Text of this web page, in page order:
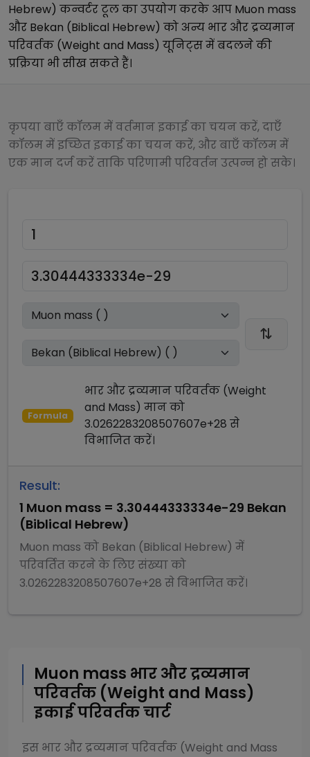
Hebrew) कन्वर्टर टूल का उपयोग करके आप Muon mass
और Bekan (Biblical Hebrew) को अन्य भार और द्रव्यमान
परिवर्तक (Weight and Mass) यूनिट्स में बदलने की
प्रक्रिया भी सीख सकते हैं।
कृपया बाएँ कॉलम में वर्तमान इकाई का चयन करें, दाएँ
कॉलम में इच्छित इकाई का चयन करें, और बाएँ कॉलम में
एक मान दर्ज करें ताकि परिणामी परिवर्तन उत्पन्न हो सके।
Formula
भार और द्रव्यमान परिवर्तक (Weight
and Mass) मान को
3.0262283208507607e+28 से
विभाजितकरें।
Result:
1 Muon mass = 3.30444333334e-29 Bekan
(Biblical Hebrew)
Muon mass को Bekan (Biblical Hebrew) में
परिवर्तित करने के लिए संख्या को
3.0262283208507607e+28 सेविभाजितकरें।
Muon mass भार और द्रव्यमान
परिवर्तक (Weight and Mass)
इकाई परिवर्तक चार्ट
इस भार और द्रव्यमान परिवर्तक (Weight and Mass